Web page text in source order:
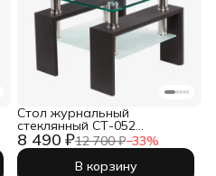
8 490 ₽12 700 ₽−33%
Стол журнальный
стеклянный СТ-052
прозрачный / венге
В корзину